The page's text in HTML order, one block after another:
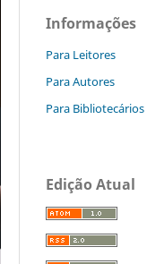
Informações
Para Leitores
Para Autores
Para Bibliotecários
Edição Atual